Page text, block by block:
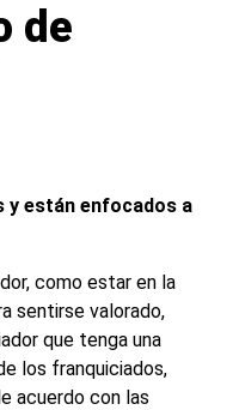
de
y están enfocados a
como estar en la
sentirse valorado,
que tenga una
los franquiciados,
acuerdo con las